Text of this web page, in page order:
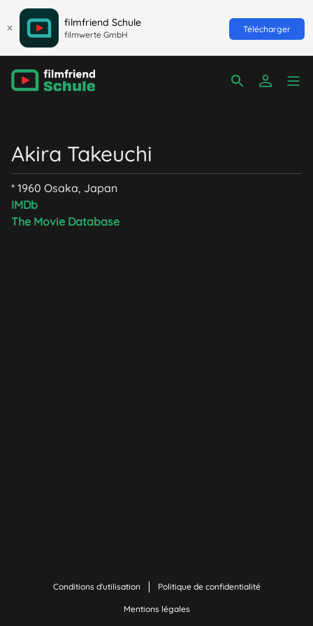
filmfriend Schule
filmwerte GmbH
Télécharger
Akira Takeuchi
* 1960 Osaka, Japan
IMDb
The Movie Database
Conditions d'utilisation Politique de confidentialité
Mentions légales